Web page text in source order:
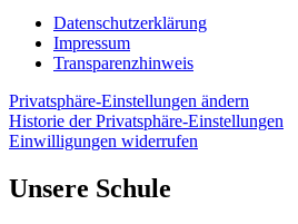
Datenschutzerklärung
Impressum
Transparenzhinweis
Privatsphäre-Einstellungen ändern
Historie der Privatsphäre-Einstellungen
Einwilligungen widerrufen
Unsere Schule